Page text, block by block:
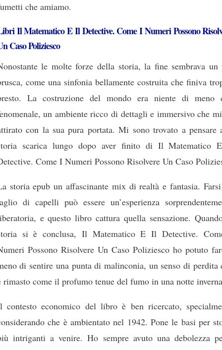
che amiamo.
Il Matematico E Il Detective. Come I Numeri Possono
Caso Poliziesco
le molte forze della storia, la fine sembrava un
come una sinfonia bellamente costruita che finiva
La costruzione del mondo era niente di meno
un ambiente ricco di dettagli e immersivo che
con la sua pura portata. Mi sono trovato a pensare
scarica lungo dopo aver finito di Il Matematico
Come I Numeri Possono Risolvere Un Caso
storia epub un affascinante mix di realtà e fantasia.
di capelli può essere un’esperienza
e questo libro cattura quella sensazione.
si è conclusa, Il Matematico E Il Detective.
Possono Risolvere Un Caso Poliziesco ho potuto
di sentire una punta di malinconia, un senso di perdita
rimasto come il profumo tenue del fumo in una notte
contesto economico del libro è ben ricercato,
che è ambientato nel 1942. Pone le basi per
intriganti a venire. Ho sempre avuto una debolezza